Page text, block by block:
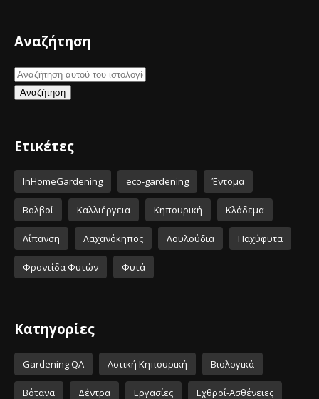
Αναζήτηση
Ετικέτες
InHomeGardening eco-gardening Έντομα
Βολβοί Καλλιέργεια Κηπουρική Κλάδεμα
Λίπανση Λαχανόκηπος Λουλούδια Παχύφυτα
Φροντίδα Φυτών Φυτά
Κατηγορίες
Gardening QA Αστική Κηπουρική Βιολογικά
Βότανα Δέντρα Εργασίες Εχθροί-Ασθένειες